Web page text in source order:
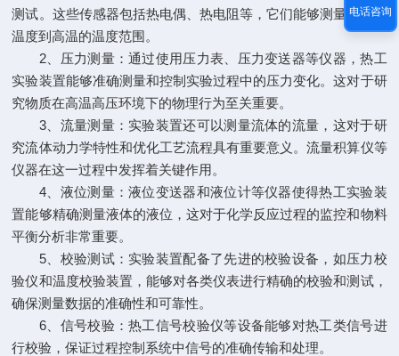
测试。这些传感器包括热电偶、热电阻等，它们能够测量从极低
温度到高温的温度范围。
2、压力测量：通过使用压力表、压力变送器等仪器，热工
实验装置能够准确测量和控制实验过程中的压力变化。这对于研
究物质在高温高压环境下的物理行为至关重要。
3、流量测量：实验装置还可以测量流体的流量，这对于研
究流体动力学特性和优化工艺流程具有重要意义。流量积算仪等
仪器在这一过程中发挥着关键作用。
4、液位测量：液位变送器和液位计等仪器使得热工实验装
置能够精确测量液体的液位，这对于化学反应过程的监控和物料
平衡分析非常重要。
5、校验测试：实验装置配备了先进的校验设备，如压力校
验仪和温度校验装置，能够对各类仪表进行精确的校验和测试，
确保测量数据的准确性和可靠性。
6、信号校验：热工信号校验仪等设备能够对热工类信号进
行校验，保证过程控制系统中信号的准确传输和处理。
电话咨询